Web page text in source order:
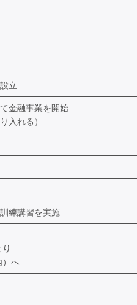
立
金融事業を開始
入れる）
練講習を実施
）へ